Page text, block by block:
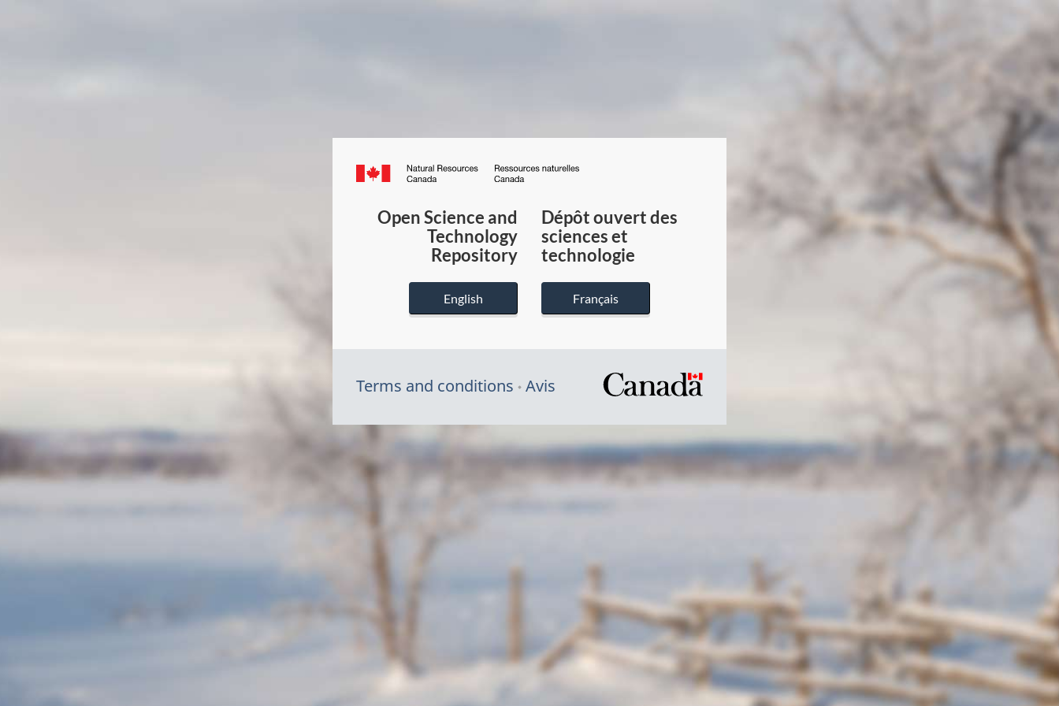
Canada.ca
du
Canada
Open Science and
Technology
Repository
English
Dépôt ouvert des
sciences et
technologie
Français
Terms and conditions Avis
/
du
gouvernement
du